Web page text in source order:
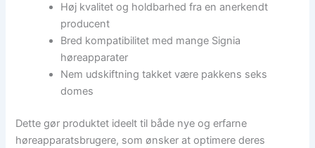
Høj kvalitet og holdbarhed fra en anerkendt
producent
Bred kompatibilitet med mange Signia
høreapparater
Nem udskiftning takket være pakkens seks
domes
Dette gør produktet ideelt til både nye og erfarne
høreapparatsbrugere, som ønsker at optimere deres